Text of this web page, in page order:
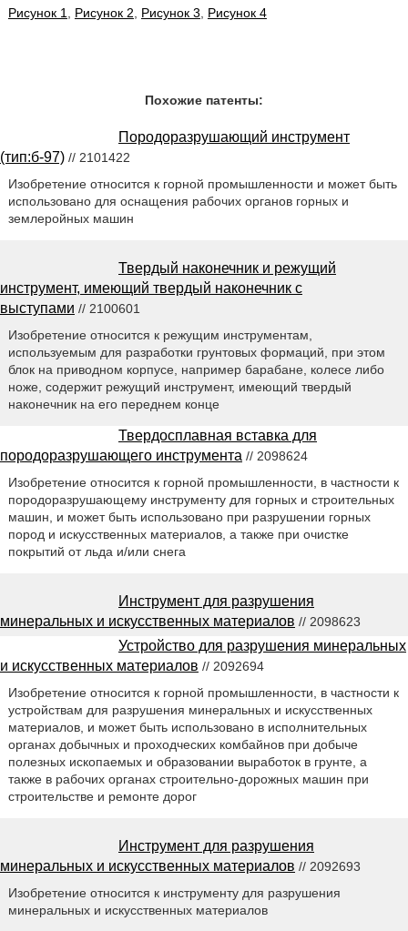
Рисунок 1, Рисунок 2, Рисунок 3, Рисунок 4
Похожие патенты:
Породоразрушающий инструмент
(тип:б-97) // 2101422
Изобретение относится к горной промышленности и может быть
использовано для оснащения рабочих органов горных и
землеройных машин
Твердый наконечник и режущий
инструмент, имеющий твердый наконечник с
выступами // 2100601
Изобретение относится к режущим инструментам,
используемым для разработки грунтовых формаций, при этом
блок на приводном корпусе, например барабане, колесе либо
ноже, содержит режущий инструмент, имеющий твердый
наконечник на его переднем конце
Твердосплавная вставка для
породоразрушающего инструмента // 2098624
Изобретение относится к горной промышленности, в частности к
породоразрушающему инструменту для горных и строительных
машин, и может быть использовано при разрушении горных
пород и искусственных материалов, а также при очистке
покрытий от льда и/или снега
Инструмент для разрушения
минеральных и искусственных материалов // 2098623
Устройство для разрушения минеральных
и искусственных материалов // 2092694
Изобретение относится к горной промышленности, в частности к
устройствам для разрушения минеральных и искусственных
материалов, и может быть использовано в исполнительных
органах добычных и проходческих комбайнов при добыче
полезных ископаемых и образовании выработок в грунте, а
также в рабочих органах строительно-дорожных машин при
строительстве и ремонте дорог
Инструмент для разрушения
минеральных и искусственных материалов // 2092693
Изобретение относится к инструменту для разрушения
минеральных и искусственных материалов